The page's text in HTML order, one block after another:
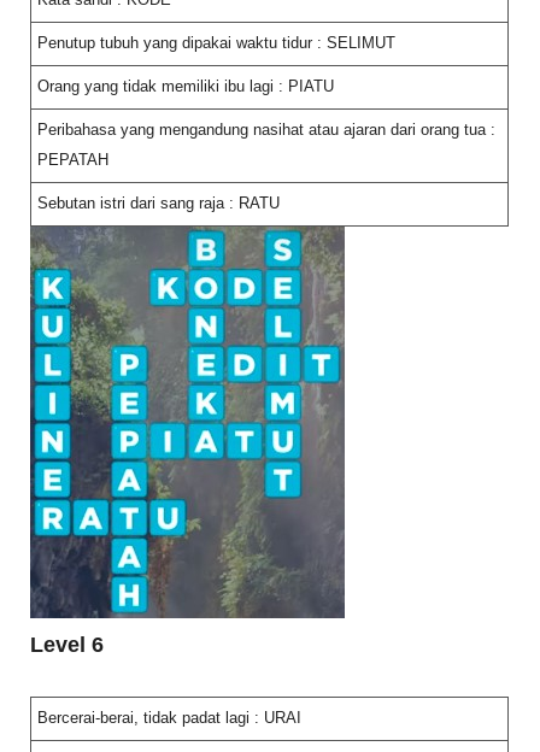
Penutup tubuh yang dipakai waktu tidur : SELIMUT
Orang yang tidak memiliki ibu lagi : PIATU
Peribahasa yang mengandung nasihat atau ajaran dari orang tua :
PEPATAH
Sebutan istri dari sang raja : RATU
Level 6
Bercerai-berai, tidak padat lagi : URAI